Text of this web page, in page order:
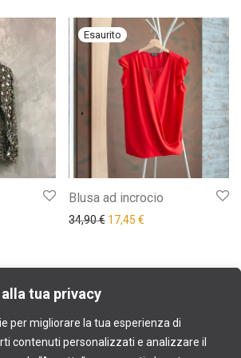
tua privacy
per migliorare la tua esperienza di
contenuti personalizzati e analizzare il
era: 49,90 €.
Blusa ad incrocio
34,90€ Il prezzo originale era:
17,45 €